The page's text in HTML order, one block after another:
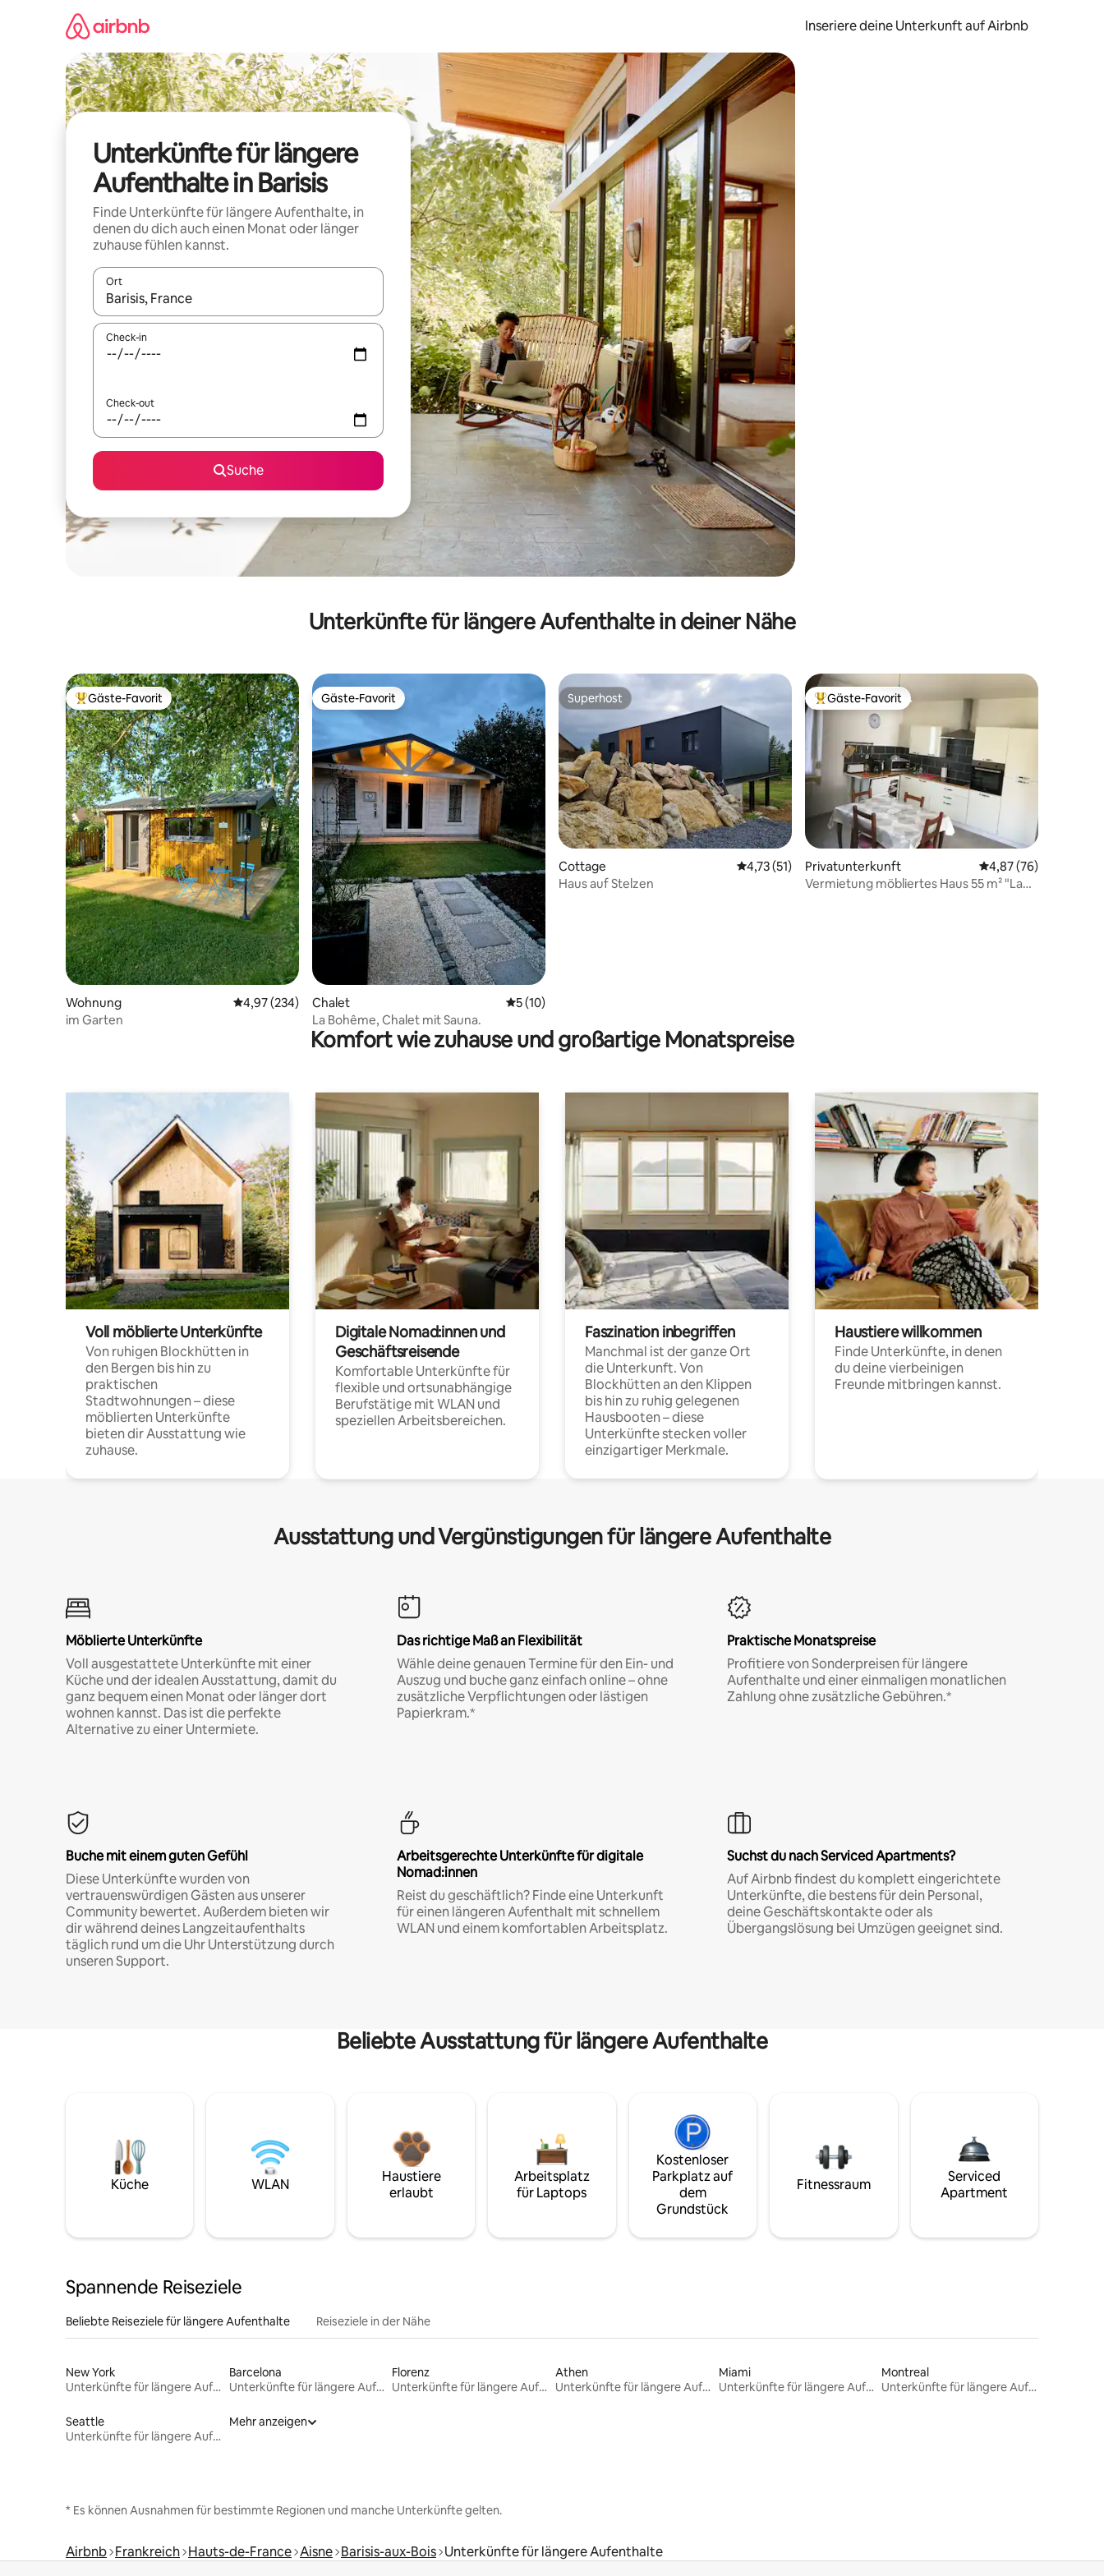
Inseriere deine Unterkunft auf Airbnb
Unterkünfte für längere
Aufenthalte in Barisis
Finde Unterkünfte für längere Aufenthalte, in
denen du dich auch einen Monat oder länger
zuhause fühlen kannst.
Ort
Wenn Ergebnisse verfügbar sind, navigiere mit den Pfeiltasten nach oben und unten oder erkunde die Ergebnisse durch Berühren oder Wischgesten.
Check-in
Check-out
Suche
Unterkünfte für längere Aufenthalte in deiner Nähe
Beliebter Gäste-Favorit.
Gäste-Favorit
Wohnung Durchschnittliche Bewertung: 4,97 von 5, 234 Bewertungen
4,97 (234)
im Garten
Gäste-Favorit
Gäste-Favorit
Chalet Durchschnittliche Bewertung: 5 von 5, 10 Bewertungen
5 (10)
La Bohême, Chalet mit Sauna.
Superhost
Superhost
Cottage Durchschnittliche Bewertung: 4,73 von 5, 51 Bewertungen
4,73 (51)
Haus auf Stelzen
Beliebter Gäste-Favorit.
Gäste-Favorit
Privatunterkunft Durchschnittliche
4,87 (76)
Vermietung möbliertes Haus 55 m² "La
Komfort wie zuhause und großartige Monatspreise
Voll möblierte Unterkünfte
Von ruhigen Blockhütten in
den Bergen bis hin zu
praktischen
Stadtwohnungen – diese
möblierten Unterkünfte
bieten dir Ausstattung wie
zuhause.
Digitale Nomad:innen und
Geschäftsreisende
Komfortable Unterkünfte für
flexible und ortsunabhängige
Berufstätige mit WLAN und
speziellen Arbeitsbereichen.
Faszination inbegriffen
Manchmal ist der ganze Ort
die Unterkunft. Von
Blockhütten an den Klippen
bis hin zu ruhig gelegenen
Hausbooten – diese
Unterkünfte stecken voller
einzigartiger Merkmale.
Haustiere willkommen
Finde Unterkünfte, in denen
du deine vierbeinigen
Freunde mitbringen kannst.
Ausstattung und Vergünstigungen für längere Aufenthalte
Möblierte Unterkünfte
Voll ausgestattete Unterkünfte mit einer
Küche und der idealen Ausstattung, damit du
ganz bequem einen Monat oder länger dort
wohnen kannst. Das ist die perfekte
Alternative zu einer Untermiete.
Das richtige Maß an Flexibilität
Wähle deine genauen Termine für den Ein- und
Auszug und buche ganz einfach online – ohne
zusätzliche Verpflichtungen oder lästigen
Papierkram.*
Praktische Monatspreise
Profitiere von Sonderpreisen für längere
Aufenthalte und einer einmaligen monatlichen
Zahlung ohne zusätzliche Gebühren.*
Buche mit einem guten Gefühl
Diese Unterkünfte wurden von
vertrauenswürdigen Gästen aus unserer
Community bewertet. Außerdem bieten wir
dir während deines Langzeitaufenthalts
täglich rund um die Uhr Unterstützung durch
unseren Support.
Arbeitsgerechte Unterkünfte für digitale
Nomad:innen
Reist du geschäftlich? Finde eine Unterkunft
für einen längeren Aufenthalt mit schnellem
WLAN und einem komfortablen Arbeitsplatz.
Suchst du nach Serviced Apartments?
Auf Airbnb findest du komplett eingerichtete
Unterkünfte, die bestens für dein Personal,
deine Geschäftskontakte oder als
Übergangslösung bei Umzügen geeignet sind.
Beliebte Ausstattung für längere Aufenthalte
Küche WLAN
Haustiere
erlaubt
Arbeitsplatz
für Laptops
Kostenloser
Parkplatz auf
dem
Grundstück
Fitnessraum
Serviced
Apartment
Spannende Reiseziele
Beliebte Reiseziele für längere Aufenthalte Reiseziele in der Nähe
New York
Unterkünfte für längere Aufenthalte
Barcelona
Unterkünfte für längere Aufenthalte
Florenz
Unterkünfte für längere Aufenthalte
Athen
Unterkünfte für längere Aufenthalte
Miami
Unterkünfte für längere Aufenthalte
Montreal
Unterkünfte für längere Aufenthalte
Seattle
Unterkünfte für längere Aufenthalte
Mehr anzeigen
* Es können Ausnahmen für bestimmte Regionen und manche Unterkünfte gelten.
Airbnb Frankreich Hauts-de-France Aisne Barisis-aux-Bois Unterkünfte für längere Aufenthalte